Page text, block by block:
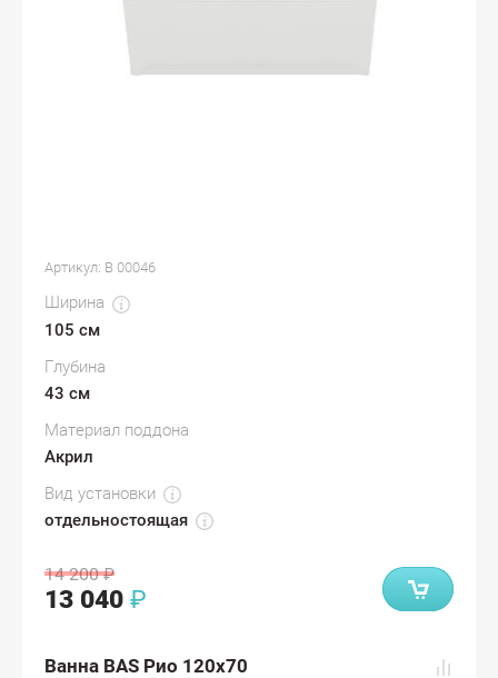
Артикул: В 00046
Ширина
105 см
Глубина
43 см
Материал поддона
Акрил
Вид установки
отдельностоящая
14 200 ₽
13 040 ₽
Ванна BAS Рио 120x70